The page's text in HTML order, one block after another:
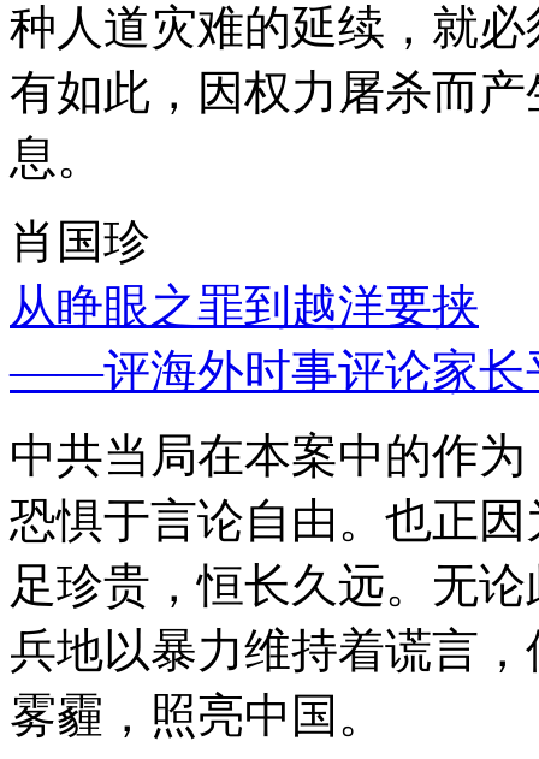
种人道灾难的延续，就
有如此，因权力屠杀而
息。
肖国珍
从睁眼之罪到越洋要挟
——评海外时事评论家长
中共当局在本案中的作
恐惧于言论自由。也正
足珍贵，恒长久远。无
兵地以暴力维持着谎言
雾霾，照亮中国。